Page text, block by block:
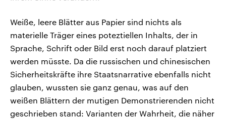
Weiße, leere Blätter aus Papier sind nichts als
materielle Träger eines poteztiellen Inhalts, der in
Sprache, Schrift oder Bild erst noch darauf platziert
werden müsste. Da die russischen und chinesischen
Sicherheitskräfte ihre Staatsnarrative ebenfalls nicht
glauben, wussten sie ganz genau, was auf den
weißen Blättern der mutigen Demonstrierenden nicht
geschrieben stand: Varianten der Wahrheit, die näher